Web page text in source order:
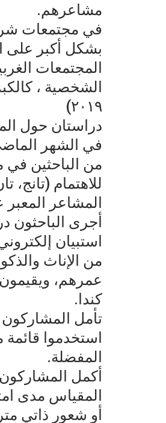
مشاعرهم.
في مجتمعات شرق
بشكل أكبر على
المجتمعات
الشخصية ،
٢٠١٩)
دراستان حول
في الشهر
من الباحثين في
المشاعر المعبر
من الإناث
عمرهم، ويقيمون
كندا.
تأمل
استخدموا
المفضلة.
المقياس مدى
أو شعور ذاتي